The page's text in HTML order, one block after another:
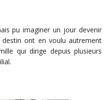
pu imaginer un jour devenir
ont en voulu autrement
qui dirige depuis plusieurs